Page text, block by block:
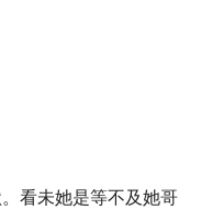
看未她是等不及她哥